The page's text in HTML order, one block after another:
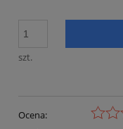
szt.
Ocena: